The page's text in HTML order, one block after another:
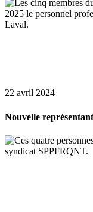
22 avril 2024
Nouvelle